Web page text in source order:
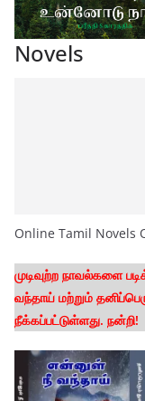
Novels
Online Tamil Novels
முடிவுற்ற நாவல்களை
வந்தாய் மற்றும்
நீக்கப்பட்டுள்ளது. நன்றி!